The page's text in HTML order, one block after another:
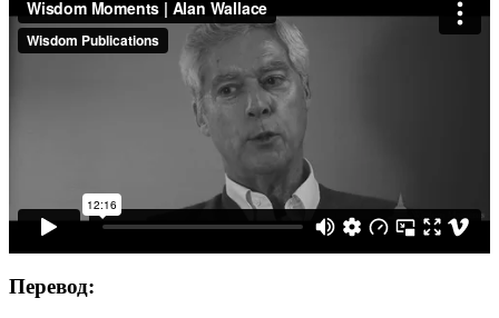
Перевод: